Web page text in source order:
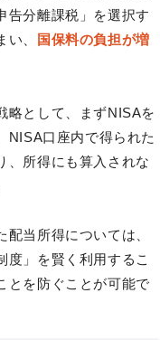
告分離課税」を選択す
、
国保料の負担が増
略として、まずNISAを
NISA口座内で得られた
、所得にも算入されな
当所得については、
度」を賢く利用するこ
とを防ぐことが可能で